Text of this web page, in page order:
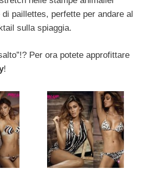
paillettes, perfette per andare al
sulla spiaggia.
Per ora potete approfittare
!